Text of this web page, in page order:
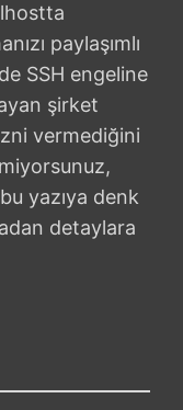
paylaşımlı
SSH engeline
şirket
vermediğini
yazıya denk
detaylara